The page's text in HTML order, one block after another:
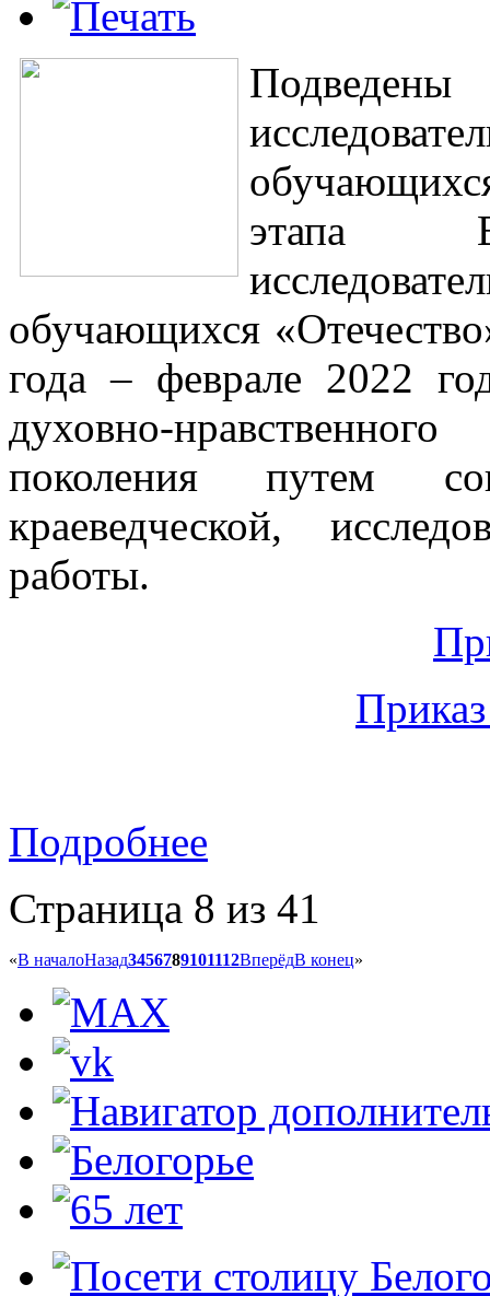
Подведены
этапа
обучающихся
года – феврале 2022
духовно-
поколения путем
краеведческой,
работы.
Подробнее
Страница 8 из 41
«В началоНазад3456789101112ВперёдВ конец»